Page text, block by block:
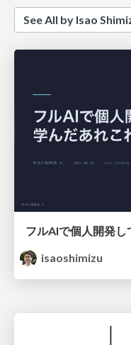
See All by Isao
フルAIで個人開発
isaoshimizu